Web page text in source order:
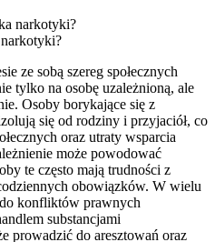
narkotyki?
ze sobą szereg społecznych
tylko na osobę uzależnioną, ale
Osoby borykające się z
się od rodziny i przyjaciół, co
oraz utraty wsparcia
może powodować
te często mają trudności z
obowiązków. W wielu
konfliktów prawnych
substancjami
prowadzić do aresztowań oraz